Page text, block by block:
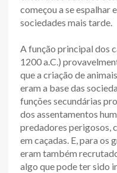
começou a se espalhar
sociedades mais tarde.
A função principal dos
1200 a.C.)
que a criação de
eram a base das
funções secundárias
dos assentamentos
predadores perigosos,
em caçadas. E, para os
eram também
algo que pode ter sido